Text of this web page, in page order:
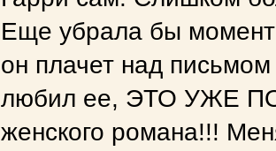
Еще убрала бы момент
он плачет над
любил ее, ЭТО УЖЕ
женского романа!!!